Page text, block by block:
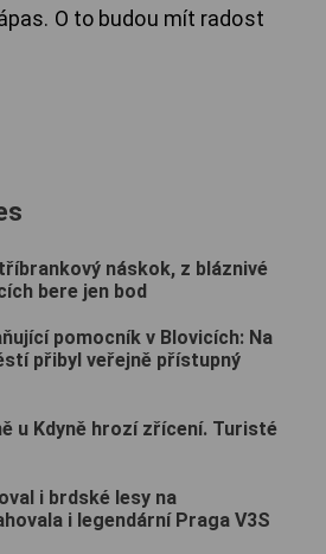
O to budou mít radost
náskok, z bláznivé
bere jen bod
pomocník v Blovicích: Na
přibyl veřejně přístupný
u Kdyně hrozí zřícení. Turisté
i brdské lesy na
i legendární Praga V3S